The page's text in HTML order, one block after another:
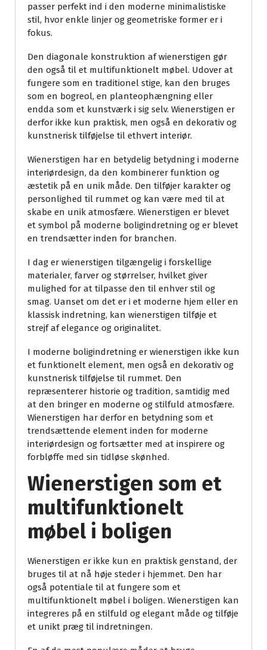
passer perfekt ind i den moderne minimalistiske
stil, hvor enkle linjer og geometriske former er i
fokus.
Den diagonale konstruktion af wienerstigen gør
den også til et multifunktionelt møbel. Udover at
fungere som en traditionel stige, kan den bruges
som en bogreol, en planteophængning eller
endda som et kunstværk i sig selv. Wienerstigen er
derfor ikke kun praktisk, men også en dekorativ og
kunstnerisk tilføjelse til ethvert interiør.
Wienerstigen har en betydelig betydning i moderne
interiørdesign, da den kombinerer funktion og
æstetik på en unik måde. Den tilføjer karakter og
personlighed til rummet og kan være med til at
skabe en unik atmosfære. Wienerstigen er blevet
et symbol på moderne boligindretning og er blevet
en trendsætter inden for branchen.
I dag er wienerstigen tilgængelig i forskellige
materialer, farver og størrelser, hvilket giver
mulighed for at tilpasse den til enhver stil og
smag. Uanset om det er i et moderne hjem eller en
klassisk indretning, kan wienerstigen tilføje et
strejf af elegance og originalitet.
I moderne boligindretning er wienerstigen ikke kun
et funktionelt element, men også en dekorativ og
kunstnerisk tilføjelse til rummet. Den
repræsenterer historie og tradition, samtidig med
at den bringer en moderne og stilfuld atmosfære.
Wienerstigen har derfor en betydning som et
trendsættende element inden for moderne
interiørdesign og fortsætter med at inspirere og
forbløffe med sin tidløse skønhed.
Wienerstigen som et
multifunktionelt
møbel i boligen
Wienerstigen er ikke kun en praktisk genstand, der
bruges til at nå høje steder i hjemmet. Den har
også potentiale til at fungere som et
multifunktionelt møbel i boligen. Wienerstigen kan
integreres på en stilfuld og elegant måde og tilføje
et unikt præg til indretningen.